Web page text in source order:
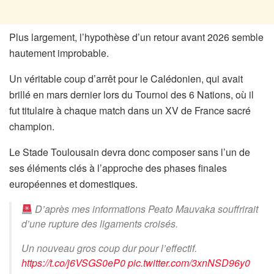
Plus largement, l’hypothèse d’un retour avant 2026 semble
hautement improbable.
Un véritable coup d’arrêt pour le Calédonien, qui avait
brillé en mars dernier lors du Tournoi des 6 Nations, où il
fut titulaire à chaque match dans un XV de France sacré
champion.
Le Stade Toulousain devra donc composer sans l’un de
ses éléments clés à l’approche des phases finales
européennes et domestiques.
D’après mes informations Peato Mauvaka souffrirait
d’une rupture des ligaments croisés.
Un nouveau gros coup dur pour l’effectif.
https://t.co/j6VSGS0eP0pic.twitter.com/3xnNSD96y0